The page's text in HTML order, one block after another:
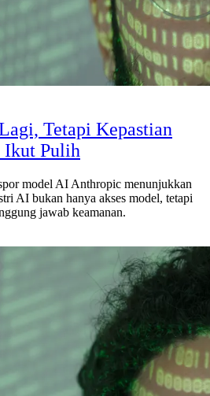
Tetapi Kepastian
Ikut Pulih
model AI Anthropic menunjukkan
AI bukan hanya akses model, tetapi
jawab keamanan.